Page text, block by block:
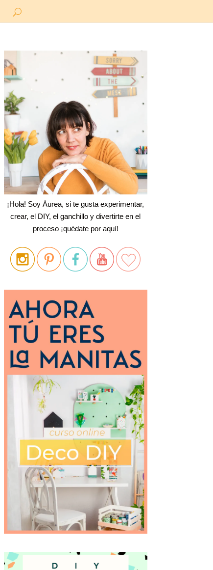
¡Hola! Soy Áurea, si te gusta experimentar,
crear, el DIY, el ganchillo y divertirte en el
proceso ¡quédate por aquí!